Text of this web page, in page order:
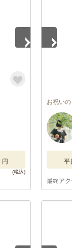
円
お祝い
平
最終ア